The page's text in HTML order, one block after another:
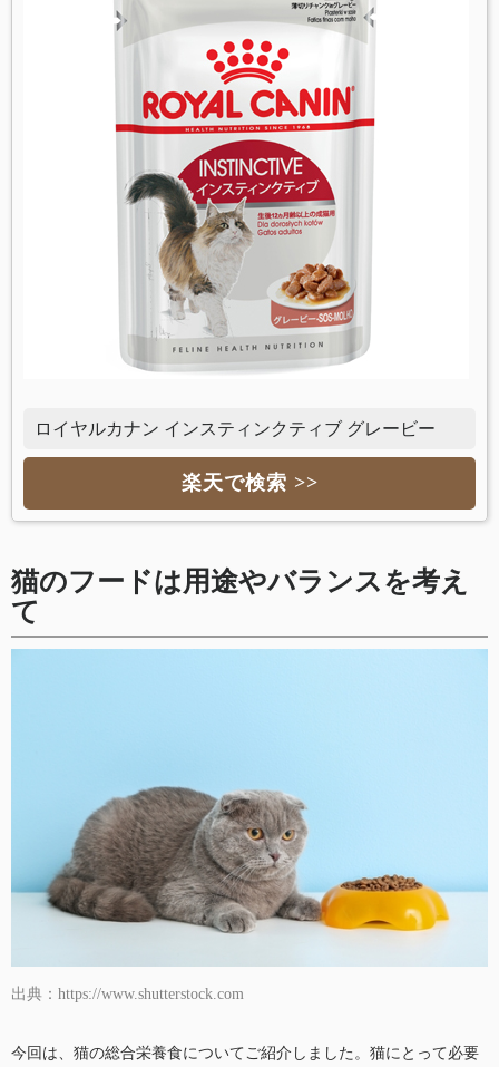
ロイヤルカナン インスティンクティブ グレービー
楽天で検索 >>
猫のフードは用途やバランスを考え
て
出典：https://www.shutterstock.com
今回は、猫の総合栄養食についてご紹介しました。猫にとって必要